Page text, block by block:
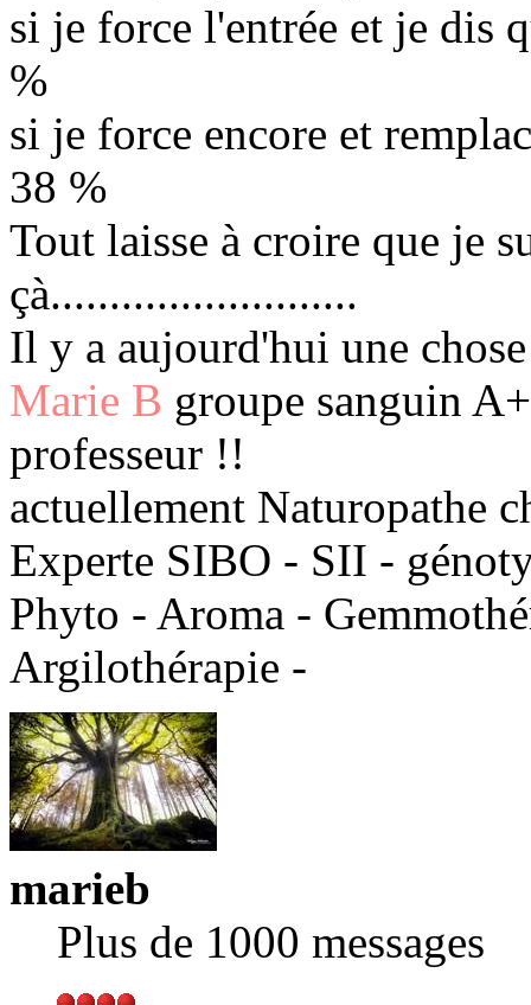
si je force l'entrée et je dis
%
si je force encore et
38 %
Tout laisse à croire que je
çà..........................
Il y a aujourd'hui une
Marie B groupe sanguin
professeur !!
actuellement Naturopathe
Experte SIBO - SII -
Phyto - Aroma -
Argilothérapie -
marieb
Plus de 1000 messages